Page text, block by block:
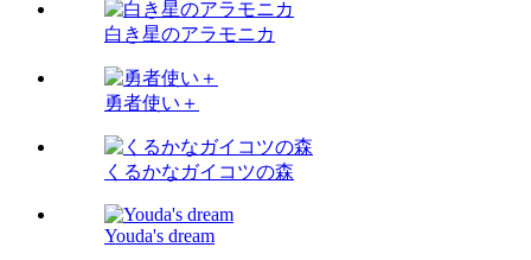
白き星のアラモニカ
勇者使い＋
くるかなガイコツの森
Youda's dream